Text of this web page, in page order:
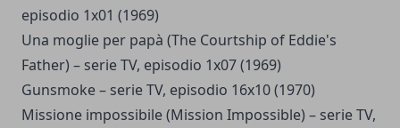
episodio 1x01 (1969)
Una moglie per papà (The Courtship of Eddie's
Father) – serie TV, episodio 1x07 (1969)
Gunsmoke – serie TV, episodio 16x10 (1970)
Missione impossibile (Mission Impossible) – serie TV,